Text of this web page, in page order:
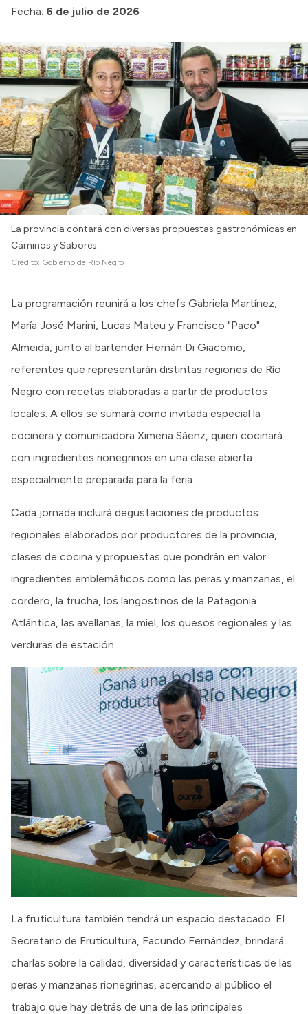
Fecha: 6 de julio de 2026
La provincia contará con diversas propuestas gastronómicas en
Caminos y Sabores.
Crédito: Gobierno de Río Negro
La programación reunirá a los chefs Gabriela Martínez,
María José Marini, Lucas Mateu y Francisco "Paco"
Almeida, junto al bartender Hernán Di Giacomo,
referentes que representarán distintas regiones de Río
Negro con recetas elaboradas a partir de productos
locales. A ellos se sumará como invitada especial la
cocinera y comunicadora Ximena Sáenz, quien cocinará
con ingredientes rionegrinos en una clase abierta
especialmente preparada para la feria.
Cada jornada incluirá degustaciones de productos
regionales elaborados por productores de la provincia,
clases de cocina y propuestas que pondrán en valor
ingredientes emblemáticos como las peras y manzanas, el
cordero, la trucha, los langostinos de la Patagonia
Atlántica, las avellanas, la miel, los quesos regionales y las
verduras de estación.
La fruticultura también tendrá un espacio destacado. El
Secretario de Fruticultura, Facundo Fernández, brindará
charlas sobre la calidad, diversidad y características de las
peras y manzanas rionegrinas, acercando al público el
trabajo que hay detrás de una de las principales